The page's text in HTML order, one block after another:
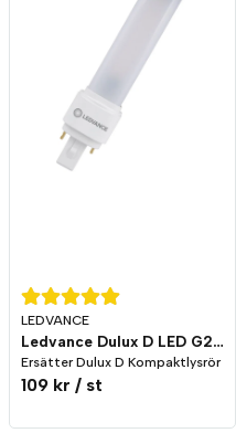
LEDVANCE
Ledvance Dulux D LED G24d
Ersätter Dulux D Kompaktlysrör
109 kr / st